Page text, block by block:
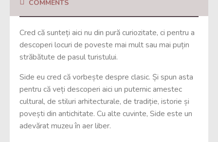
COMMENTS
Cred că sunteți aici nu din pură curiozitate, ci pentru a
descoperi locuri de poveste mai mult sau mai puțin
străbătute de pasul turistului.
Side eu cred că vorbește despre clasic. Și spun asta
pentru că veți descoperi aici un puternic amestec
cultural, de stiluri arhitecturale, de tradiție, istorie și
povești din antichitate. Cu alte cuvinte, Side este un
adevărat muzeu în aer liber.